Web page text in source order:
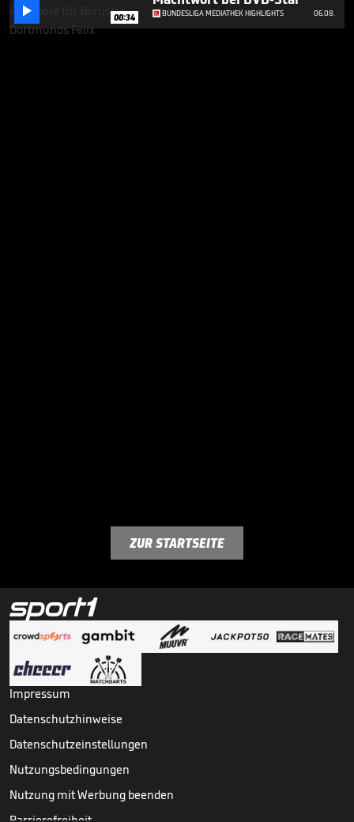
 00:34 BUNDESLIGA MEDIATHEK HIGHLIGHTS 06.08.
ZUR STARTSEITE
Impressum
Datenschutzhinweise
Datenschutzeinstellungen
Nutzungsbedingungen
Nutzung mit Werbung beenden